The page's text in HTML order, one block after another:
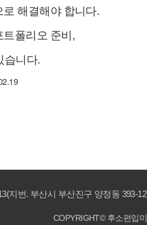
해결해야 합니다.
폴리오 준비,
습니다.
지번. 부산시 부산진구 양정동 393-
COPYRIGHT© 후소편입